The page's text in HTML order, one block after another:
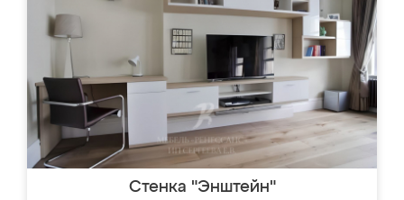
Стенка "Энштейн"